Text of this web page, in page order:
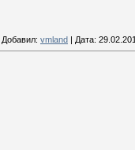
Добавил: vmland | Дата: